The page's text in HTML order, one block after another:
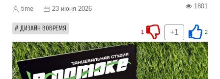
time 23 июня 2026 1801
ДИЗАЙН ВОВРЕМЯ 2
+1
1